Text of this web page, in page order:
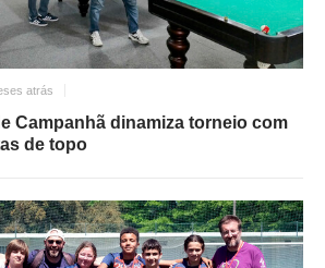
atrás
Campanhã dinamiza torneio com
de topo